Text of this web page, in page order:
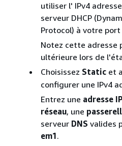
utiliser l' IPv4
serveur DHCP
Protocol) à votre
Notez cette adresse
ultérieure lors de
Choisissez Static et
configurer une IPv4
Entrez une adresse IP
réseau, une
serveur DNS valides
em1.